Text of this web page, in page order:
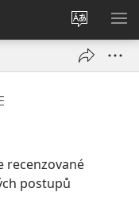
Změnit
jazyk
stránek
recenzované
postupů